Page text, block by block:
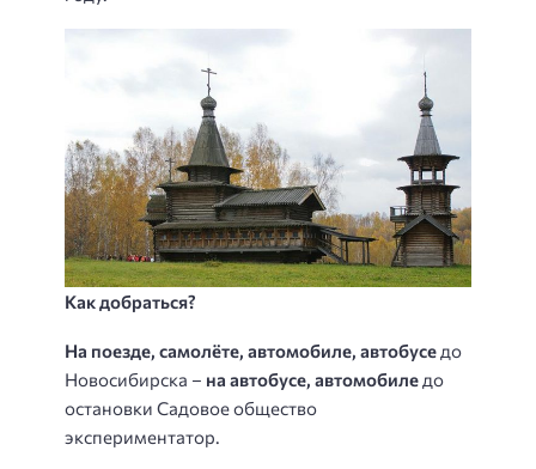
Как добраться?
На поезде, самолёте, автомобиле, автобусе до
Новосибирска – на автобусе, автомобиле до
остановки Садовое общество
экспериментатор.